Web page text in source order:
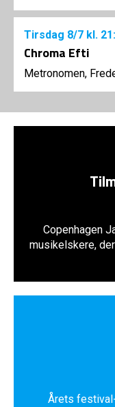
Tirsdag 8/7 kl.
Chroma Efti
Metronomen,
Copenhagen
musikelskere,
Årets